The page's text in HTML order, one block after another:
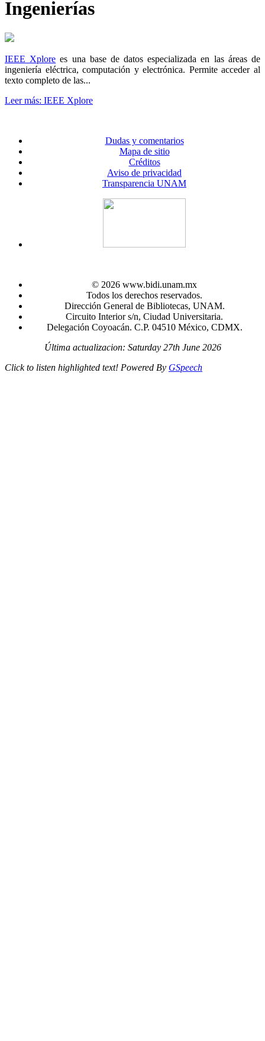
Ingenierías
IEEE Xplore es una base de datos especializada en las áreas de
ingeniería eléctrica, computación y electrónica. Permite acceder al
texto completo de las...
Leer más: IEEE Xplore
Dudas y comentarios
Mapa de sitio
Créditos
Aviso de privacidad
Transparencia UNAM
© 2026 www.bidi.unam.mx
Todos los derechos reservados.
Dirección General de Bibliotecas, UNAM.
Circuito Interior s/n, Ciudad Universitaria.
Delegación Coyoacán. C.P. 04510 México, CDMX.
Última actualizacion: Saturday 27th June 2026
Click to listen highlighted text! Powered By GSpeech